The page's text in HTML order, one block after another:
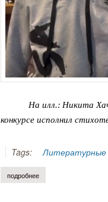
На илл.: Никита
конкурсе исполнил
Tags: Литературные
подробнее